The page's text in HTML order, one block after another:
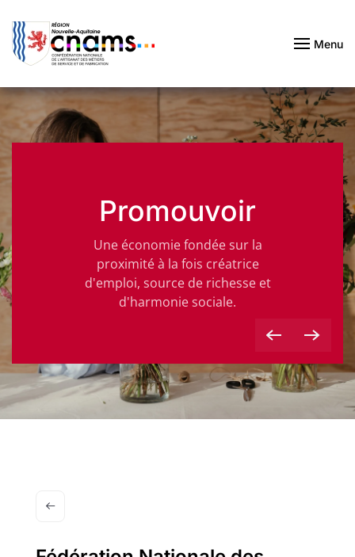
Passer au contenu principal Menu
Promouvoir
Une économie fondée sur la
proximité à la fois créatrice
d'emploi, source de richesse et
d'harmonie sociale.